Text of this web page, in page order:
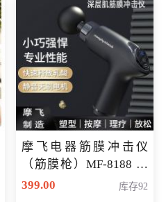
摩飞电器筋膜冲击仪
（筋膜枪）MF-8188 会
员专享价268元
399.00 库存92